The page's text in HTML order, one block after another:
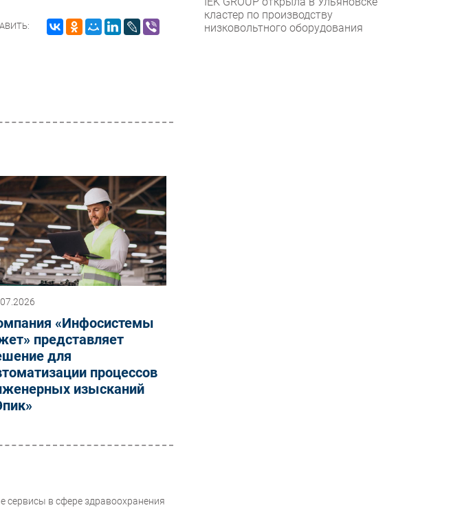
«Инфосистемы
представляет
для
процессов
изысканий
сервисы в сфере здравоохранения
кластер по производству
низковольтного оборудования